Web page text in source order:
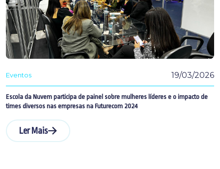
Eventos 19/03/2026
Escola da Nuvem participa de painel sobre mulheres líderes e o impacto de
times diversos nas empresas na Futurecom 2024
Ler Mais